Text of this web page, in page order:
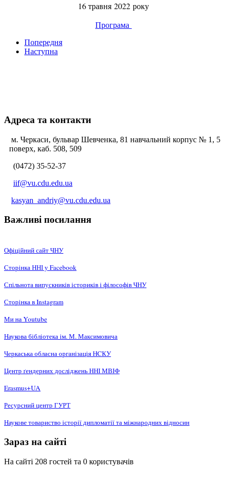
16 травня 2022 року
Програма
Попередня
Наступна
Адреса та контакти
м. Черкаси, бульвар Шевченка, 81 навчальний корпус № 1, 5
поверх, каб. 508, 509
(0472) 35-52-37
iif@vu.cdu.edu.ua
kasyan_andriy@vu.cdu.edu.ua
Важливі посилання
Офіційний сайт ЧНУ
Сторінка ННІ у Facebook
Спільнота випускників істориків і філософів ЧНУ
Сторінка в Instagram
Ми на Youtube
Наукова бібліотека ім. М. Максимовича
Черкаська обласна організація НCКУ
Центр ґендерних досліджень ННІ МВІФ
Erasmus+UA
Ресурсний центр ГУРТ
Наукове товариство історії дипломатії та міжнародних відносин
Зараз на сайті
На сайті 208 гостей та 0 користувачів